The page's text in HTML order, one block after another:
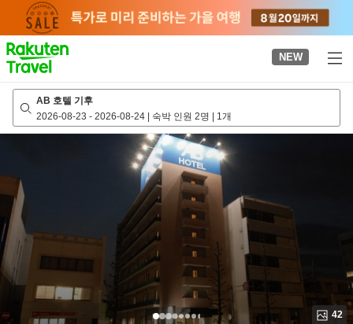
page
NEW
AB 호텔 기후
2026-08-23 - 2026-08-24 | 숙박 인원 2명 | 1개
42